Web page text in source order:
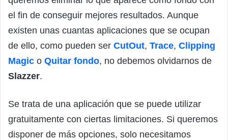
el fin de conseguir mejores resultados. Aunque
existen unas cuantas aplicaciones que se ocupan
de ello, como pueden ser CutOut, Trace, Clipping
Magic o Quitar fondo, no debemos olvidarnos de
Slazzer.
Se trata de una aplicación que se puede utilizar
gratuitamente con ciertas limitaciones. Si queremos
disponer de más opciones, solo necesitamos